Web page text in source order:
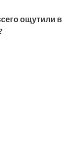
ощутили в